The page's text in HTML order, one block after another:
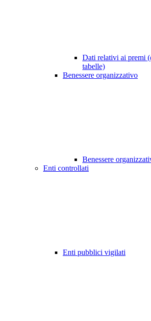
Dati relativi ai premi
tabelle)
Benessere organizzativo
Benessere
Enti controllati
Enti pubblici vigilati